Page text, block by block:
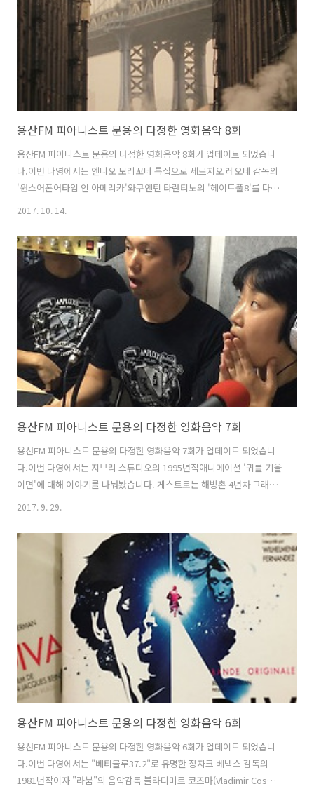
용산FM 피아니스트 문용의 다정한 영화음악 8회
용산FM 피아니스트 문용의 다정한 영화음악 8회가 업데이트 되었습니
다.이번 다영에서는 엔니오 모리꼬네 특집으로 세르지오 레오네 감독의
'원스어폰어타임 인 아메리카'와쿠엔틴 타란티노의 '헤이트풀8'를 다뤘
습니다. 게스트로는 경제지의 기자로 활동 중이신 윤지원 작가님 모시고
오에서 녹음을 했습니다.그럼 용산FM 피아니스트 문용의 다정한 영화음
악 8회를 들어보시기 바랍니다. 팟티:
https://www.podty.me/episode/14229918팟빵:
http://www.podbbang.com/ch/7604?e=22427977 신청곡은 용산
FM 팟빵 댓글이나 인스타그램 djmoonyong 으로 받습니다.
2017. 10. 14.
용산FM 피아니스트 문용의 다정한 영화음악 7회
용산FM 피아니스트 문용의 다정한 영화음악 7회가 업데이트 되었습니
다.이번 다영에서는 지브리 스튜디오의 1995년작애니메이션 '귀를 기울
이면'에 대해 이야기를 나눠봤습니다. 게스트로는 해방촌 4년차 그래픽
디자이너이자얼터너티브 캐릭터 락 듀오 Amplixx (앰플릭스)의 아버지
고로, '야쿠르트 아줌마 변천사'로 유명하신 그 분이시고,과거 폭스바겐
X 윤경환 프로젝트에 저를 음악으로 참여시키신 그 분이십니다.[관련 글
http://moonyong.com/6209 그럼 용산FM 피아니스트 문용의 다정한
영화음악 7회를 들어보시기 바랍니다. 팟티:
https://www.podty.me/episode/14229917팟빵: http://ww..
2017. 9. 29.
용산FM 피아니스트 문용의 다정한 영화음악 6회
용산FM 피아니스트 문용의 다정한 영화음악 6회가 업데이트 되었습니
다.이번 다영에서는 "베티블루37.2"로 유명한 장자크 베넥스 감독의
1981년작이자 "라붐"의 음악감독 블라디미르 코즈마(Vladimir Cosma)